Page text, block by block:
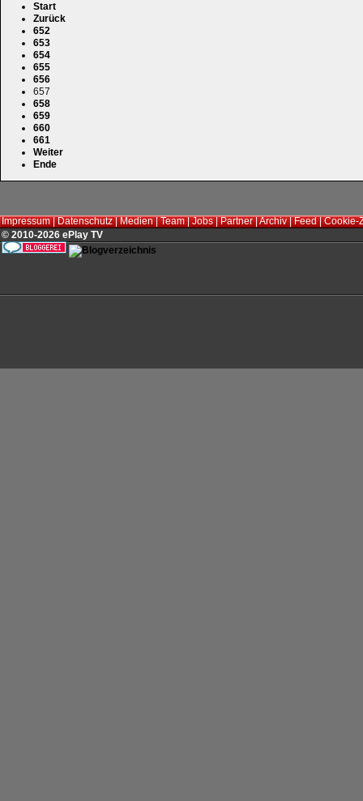
Start
Zurück
652
653
654
655
656
657
658
659
660
661
Weiter
Ende
Impressum|Datenschutz|Medien|Team|Jobs|Partner|Archiv|Feed|Cookie-
© 2010-2026 ePlay TV